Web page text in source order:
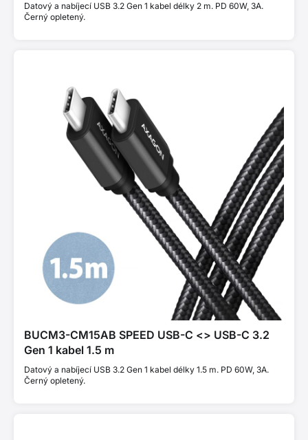
Datový a nabíjecí USB 3.2 Gen 1 kabel délky 2 m. PD 60W, 3A.
Černý opletený.
BUCM3-CM15AB SPEED USB-C <> USB-C 3.2
Gen 1 kabel 1.5 m
Datový a nabíjecí USB 3.2 Gen 1 kabel délky 1.5 m. PD 60W, 3A.
Černý opletený.